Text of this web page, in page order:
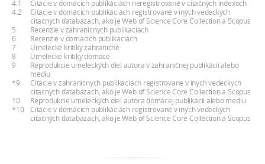
4.1
Citácie v domácich publikáciách neregistrované v citačných indexoch
4.2
Citácie v domácich publikáciách registrované v iných vedeckých
citačných databázach, ako je Web of Science Core Collection a Scopus
5
Recenzie v zahraničných publikáciách
6
Recenzie v domácich publikáciách
7
Umelecké kritiky zahraničné
8
Umelecké kritiky domáce
9
Reprodukcie umeleckých diel autora v zahraničnej publikácii alebo
médiu
*9
Citácie v zahraničných publikáciách registrované v iných vedeckých
citačných databázach, ako je Web of Science Core Collection a Scopus
10
Reprodukcie umeleckých diel autora domácej publikácii alebo médiu
*10
Citácie v domácich publikáciách registrované v iných vedeckých
citačných databázach, ako je Web of Science Core Collection a Scopus